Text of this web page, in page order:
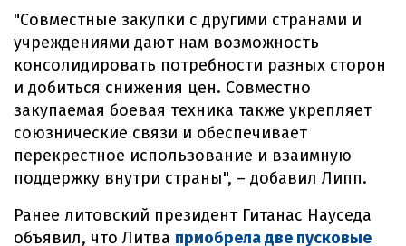
"Совместные закупки с другими странами и
учреждениями дают нам возможность
консолидировать потребности разных сторон
и добиться снижения цен. Совместно
закупаемая боевая техника также укрепляет
союзнические связи и обеспечивает
перекрестное использование и взаимную
поддержку внутри страны", – добавил Липп.
Ранее литовский президент Гитанас Науседа
объявил, что Литва приобрела две пусковые